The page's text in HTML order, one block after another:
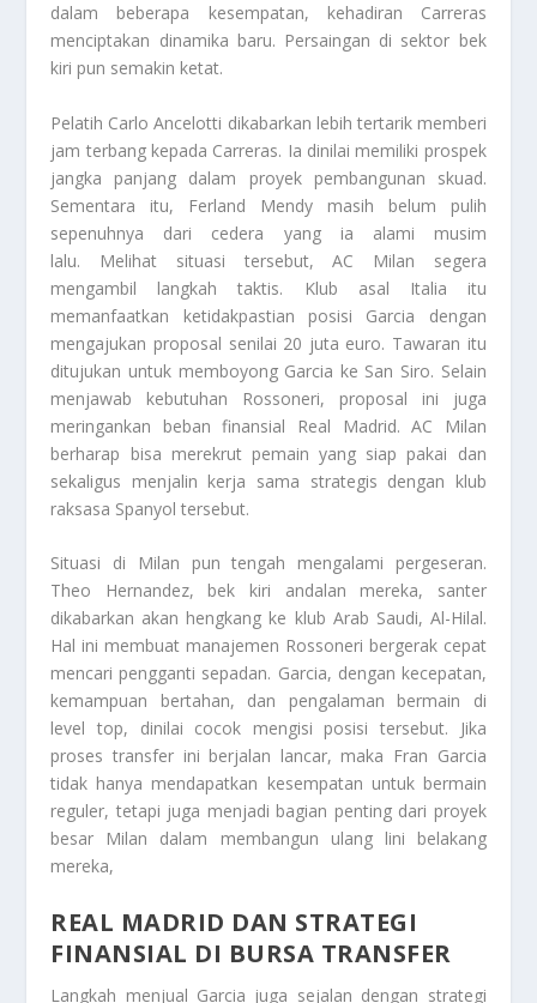
dalam beberapa kesempatan, kehadiran Carreras
menciptakan dinamika baru. Persaingan di sektor bek
kiri pun semakin ketat.
Pelatih Carlo Ancelotti dikabarkan lebih tertarik memberi
jam terbang kepada Carreras. Ia dinilai memiliki prospek
jangka panjang dalam proyek pembangunan skuad.
Sementara itu, Ferland Mendy masih belum pulih
sepenuhnya dari cedera yang ia alami musim
lalu. Melihat situasi tersebut, AC Milan segera
mengambil langkah taktis. Klub asal Italia itu
memanfaatkan ketidakpastian posisi Garcia dengan
mengajukan proposal senilai 20 juta euro. Tawaran itu
ditujukan untuk memboyong Garcia ke San Siro. Selain
menjawab kebutuhan Rossoneri, proposal ini juga
meringankan beban finansial Real Madrid. AC Milan
berharap bisa merekrut pemain yang siap pakai dan
sekaligus menjalin kerja sama strategis dengan klub
raksasa Spanyol tersebut.
Situasi di Milan pun tengah mengalami pergeseran.
Theo Hernandez, bek kiri andalan mereka, santer
dikabarkan akan hengkang ke klub Arab Saudi, Al-Hilal.
Hal ini membuat manajemen Rossoneri bergerak cepat
mencari pengganti sepadan. Garcia, dengan kecepatan,
kemampuan bertahan, dan pengalaman bermain di
level top, dinilai cocok mengisi posisi tersebut. Jika
proses transfer ini berjalan lancar, maka Fran Garcia
tidak hanya mendapatkan kesempatan untuk bermain
reguler, tetapi juga menjadi bagian penting dari proyek
besar Milan dalam membangun ulang lini belakang
mereka,
REAL MADRID DAN STRATEGI
FINANSIAL DI BURSA TRANSFER
Langkah menjual Garcia juga sejalan dengan strategi